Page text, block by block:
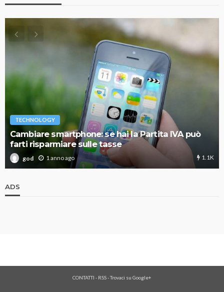
TECHNOLOGY
Cambiare smartphone: se hai la Partita IVA può
farti risparmiare sulle tasse
god 1 anno ago 1.1K
ADS
CONTATTI - RSS-Trovaci su Google+